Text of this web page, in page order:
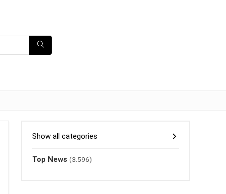
Show all categories
Top News (3.596)